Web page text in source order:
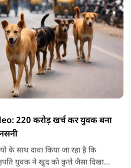
220 करोड़ खर्च कर युवक बना
के साथ दावा किया जा रहा है कि
युवक ने खुद को कुत्ते जैसा दिखाने